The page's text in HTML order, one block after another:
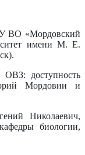
ВО «Мордовский
имени М. Е.
доступность
Мордовии и
Николаевич,
биологии,